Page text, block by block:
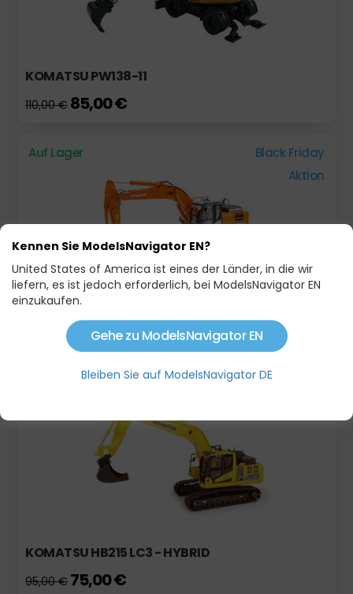
KOMATSU PW138-11
110,00 € 85,00 €
Auf Lager
Black Friday
Aktion
142,90 € 119,00 €
KOMATSU HB215 LC3 - HYBRID
95,00 € 75,00 €
Kennen Sie ModelsNavigator EN?
United States of America ist eines der Länder, in die wir
liefern, es ist jedoch erforderlich, bei ModelsNavigator EN
einzukaufen.
Gehe zu ModelsNavigator EN
Bleiben Sie auf ModelsNavigator DE